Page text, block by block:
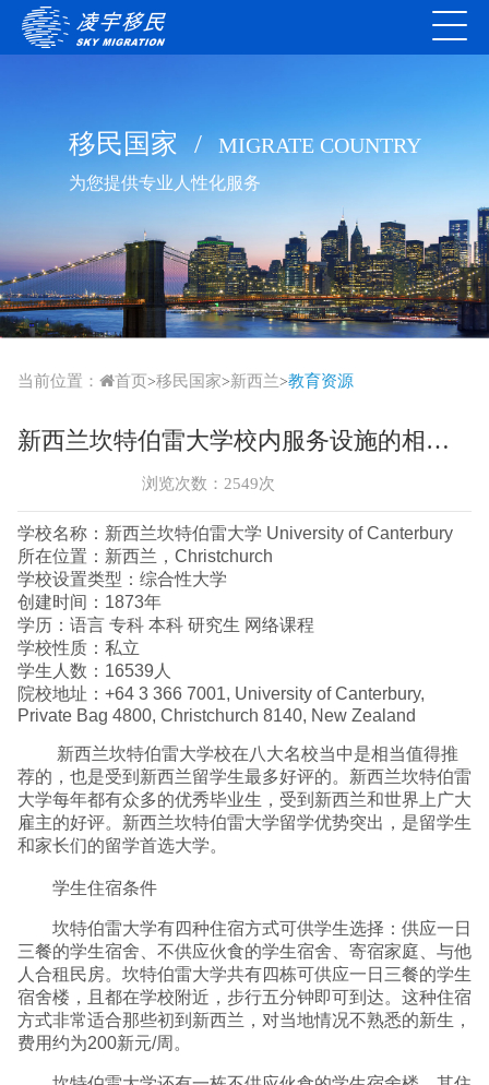
移民国家 / MIGRATE COUNTRY
为您提供专业人性化服务
当前位置： 首页>移民国家>新西兰>教育资源
新西兰坎特伯雷大学校内服务设施的相关介绍
浏览次数：2549次
学校名称：新西兰坎特伯雷大学 University of Canterbury
所在位置：新西兰，Christchurch
学校设置类型：综合性大学
创建时间：1873年
学历：语言 专科 本科 研究生 网络课程
学校性质：私立
学生人数：16539人
院校地址：+64 3 366 7001, University of Canterbury,
Private Bag 4800, Christchurch 8140, New Zealand
新西兰坎特伯雷大学校在八大名校当中是相当值得推
荐的，也是受到新西兰留学生最多好评的。新西兰坎特伯雷
大学每年都有众多的优秀毕业生，受到新西兰和世界上广大
雇主的好评。新西兰坎特伯雷大学留学优势突出，是留学生
和家长们的留学首选大学。
学生住宿条件
坎特伯雷大学有四种住宿方式可供学生选择：供应一日
三餐的学生宿舍、不供应伙食的学生宿舍、寄宿家庭、与他
人合租民房。坎特伯雷大学共有四栋可供应一日三餐的学生
宿舍楼，且都在学校附近，步行五分钟即可到达。这种住宿
方式非常适合那些初到新西兰，对当地情况不熟悉的新生，
费用约为200新元/周。